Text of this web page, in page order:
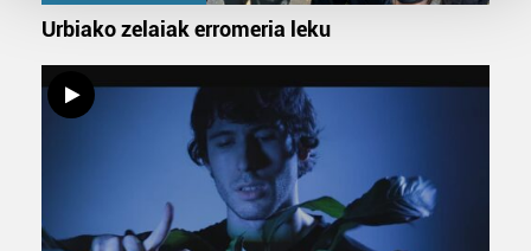
Guk eta gure bazkideek zure datu pertsonalak
prozesatzen ditugu, zure IP zenbakia, besteak beste,
teknologia erabiliz, cookieak adibidez, iragarki eta eduki
pertsonalizatuak eskaintzeko, iragarkiak eta edukia
neurtzeko, jendeari buruzko informazioa biltzeko eta
produktuak garatzeko. Zure datuak nork eta zertarako
erabiltzen dituen hauta dezakezu.
Urbiako zelaiak erromeria leku